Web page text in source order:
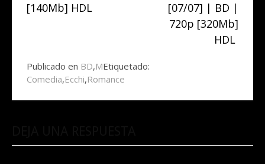
[140Mb] HDL
[07/07] | BD |
720p [320Mb]
HDL
Publicado en BD,MEtiquetado:
Comedia,Ecchi,Romance